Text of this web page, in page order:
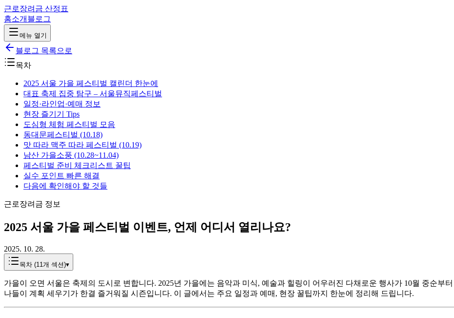
근로장려금 산정표
홈소개 블로그
메뉴 열기
블로그 목록으로
목차
2025 서울 가을 페스티벌 캘린더 한눈에
대표 축제 집중 탐구 – 서울뮤직페스티벌
일정·라인업·예매 정보
현장 즐기기 Tips
도심형 체험 페스티벌 모음
동대문페스티벌 (10.18)
맛 따라 맥주 따라 페스티벌 (10.19)
남산 가을소풍 (10.28~11.04)
페스티벌 준비 체크리스트 꿀팁
실수 포인트 빠른 해결
다음에 확인해야 할 것들
근로장려금 정보
2025 서울 가을 페스티벌 이벤트, 언제 어디서 열리나요?
2025. 10. 28.
목차 (11 개 섹션)▾
가을이 오면 서울은 축제의 도시로 변합니다. 2025년 가을에는 음악과 미식, 예술과 힐링이 어우러진 다채로운 행사가 10월 중순부
나들이 계획 세우기가 한결 즐거워질 시즌입니다. 이 글에서는 주요 일정과 예매, 현장 꿀팁까지 한눈에 정리해 드립니다.